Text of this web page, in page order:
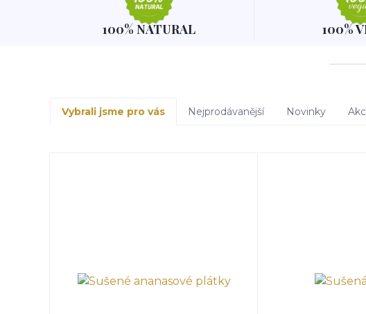
100% NATURAL 100%
Vybrali jsme pro vás Nejprodávanější Novinky